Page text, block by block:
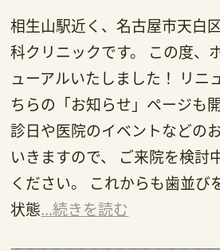
相生山駅近く、名古屋市天白
科クリニックです。 この度、
ューアルいたしました！ リニ
ちらの「お知らせ」ページも
診日や医院のイベントなどの
いきますので、 ご来院を検討
ください。 これからも歯並び
状態...続きを読む